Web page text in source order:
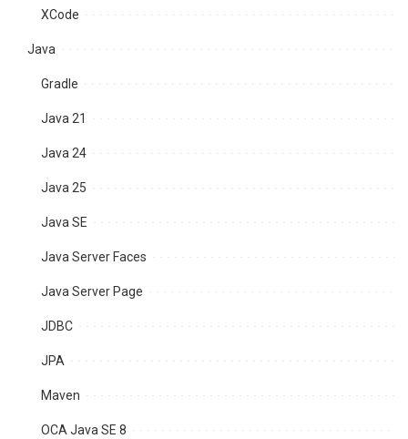
XCode
Java
Gradle
Java 21
Java 24
Java 25
Java SE
Java Server Faces
Java Server Page
JDBC
JPA
Maven
OCA Java SE 8